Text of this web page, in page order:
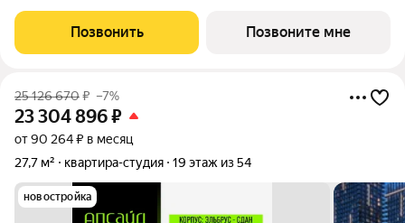
очередь, прогулочный бульвар, парк Сокольники. Номер
квартиры Кв.4705. «Апсайд
Позвонить Позвоните мне
25 126 670₽ –7%
23 304 896₽
от 90 264 ₽ в месяц
27,7 м²
квартира-студия 19 этаж из 54
новостройка